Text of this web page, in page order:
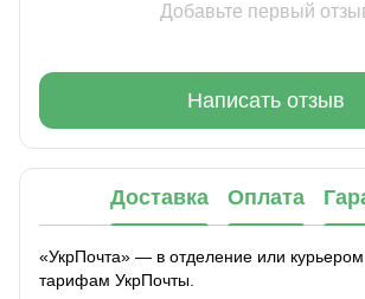
Добавьте первый
Написать отзыв
Доставка Оплата
«УкрПочта» — в отделение или
тарифам УкрПочты.